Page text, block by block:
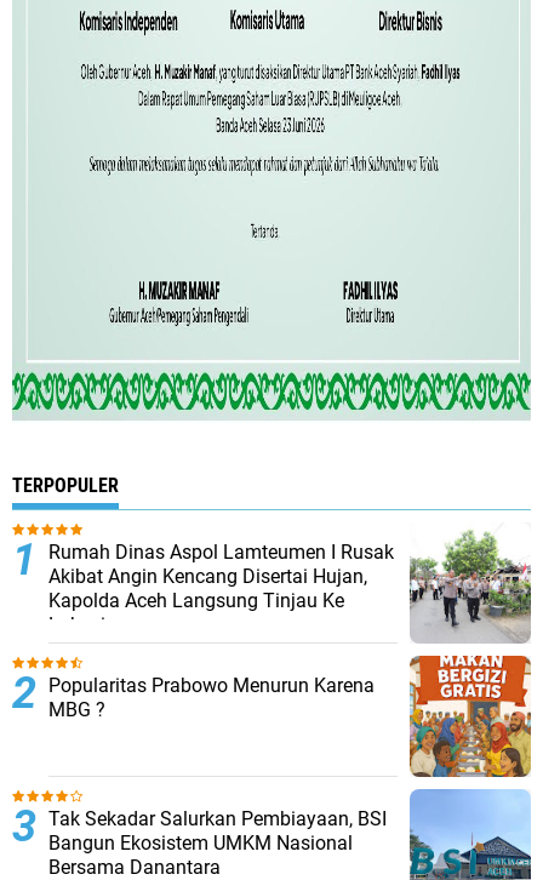
TERPOPULER
Rumah Dinas Aspol Lamteumen I Rusak
Akibat Angin Kencang Disertai Hujan,
Kapolda Aceh Langsung Tinjau Ke
Lokasi
Popularitas Prabowo Menurun Karena
MBG ?
Tak Sekadar Salurkan Pembiayaan, BSI
Bangun Ekosistem UMKM Nasional
Bersama Danantara